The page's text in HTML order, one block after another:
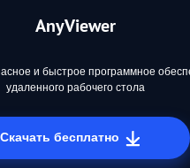
AnyViewer
и быстрое программное
удаленного рабочего стола
Скачать бесплатно